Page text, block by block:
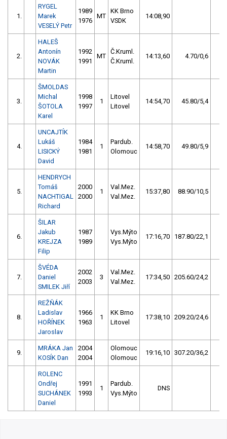
1.
RYGEL
Marek
VESELÝ Petr
1989
1976
MT
KK Brno
VSDK
14:08,90
2.
HALEŠ
Antonín
NOVÁK
Martin
1992
1991
MT
Č.Kruml.
Č.Kruml.
14:13,60 4.70/0,6
3.
ŠMOLDAS
Michal
ŠOTOLA
Karel
1998
1997
1
Litovel
Litovel
14:54,70 45.80/5,4
4.
UNCAJTÍK
Lukáš
LISICKÝ
David
1984
1981
1
Pardub.
Olomouc
14:58,70 49.80/5,9
5.
HENDRYCH
Tomáš
NACHTIGAL
Richard
2000
2000
1
Val.Mez.
Val.Mez.
15:37,80 88.90/10,5
6.
ŠILAR
Jakub
KREJZA
Filip
1987
1989
Vys.Mýto
Vys.Mýto
17:16,70 187.80/22,1
7.
ŠVÉDA
Daniel
SMILEK Jiří
2002
2003
3
Val.Mez.
Val.Mez.
17:34,50 205.60/24,2
8.
REŽŇÁK
Ladislav
HOŘÍNEK
Jaroslav
1966
1963
1
KK Brno
Litovel
17:38,10 209.20/24,6
9.
MRÁKA Jan
KOSÍK Dan
2004
2004
Olomouc
Olomouc
19:16,10 307.20/36,2
ROLENC
Ondřej
SUCHÁNEK
Daniel
1991
1993
1
Pardub.
Vys.Mýto
DNS